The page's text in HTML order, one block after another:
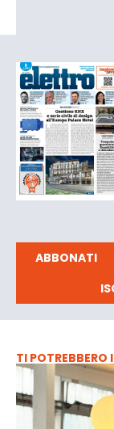
ABBONATI
TI POTREBBERO